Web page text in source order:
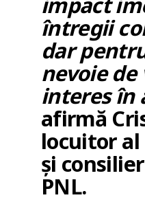
întregii
dar
nevoie de
interes în
afirmă
locuitor
și
PNL.